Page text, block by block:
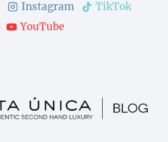
Instagram
TikTok
YouTube